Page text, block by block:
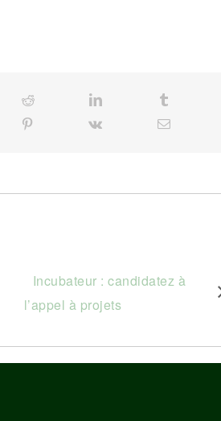
Twitter Reddit LinkedIn
Pinterest
Incubateur : candidatez à
l’appel à projets